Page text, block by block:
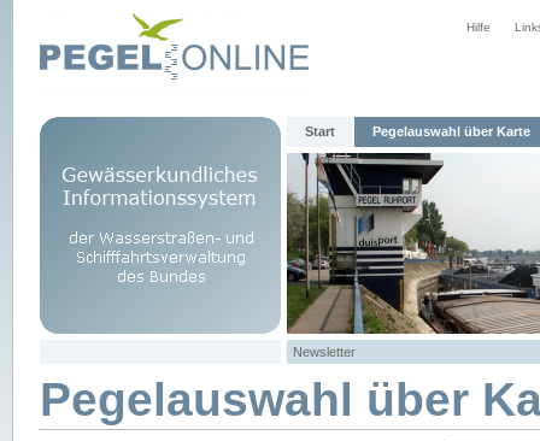
Hilfe
Start Pegelauswahl über Karte
Newsletter
Pegelauswahl über